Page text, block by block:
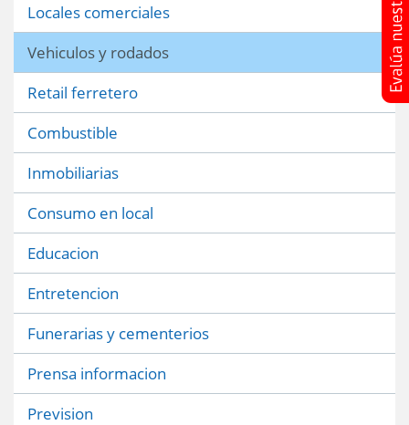
Locales comerciales
Vehiculos y rodados
Retail ferretero
Combustible
Inmobiliarias
Consumo en local
Educacion
Entretencion
Funerarias y cementerios
Prensa informacion
Prevision